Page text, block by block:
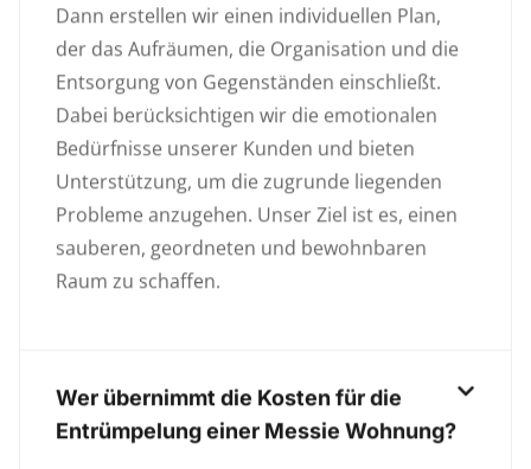
Dann erstellen wir einen individuellen Plan,
der das Aufräumen, die Organisation und die
Entsorgung von Gegenständen einschließt.
Dabei berücksichtigen wir die emotionalen
Bedürfnisse unserer Kunden und bieten
Unterstützung, um die zugrunde liegenden
Probleme anzugehen. Unser Ziel ist es, einen
sauberen, geordneten und bewohnbaren
Raum zu schaffen.
Wer übernimmt die Kosten für die
Entrümpelung einer Messie Wohnung?